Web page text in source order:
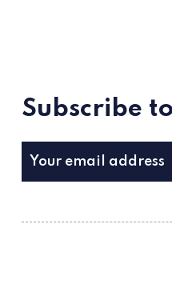
Subscribe